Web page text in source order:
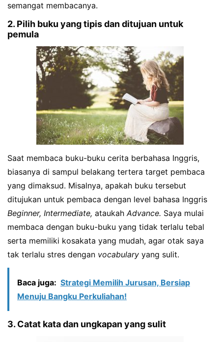
semangat membacanya.
2. Pilih buku yang tipis dan ditujuan untuk
pemula
Saat membaca buku-buku cerita berbahasa Inggris,
biasanya di sampul belakang tertera target pembaca
yang dimaksud. Misalnya, apakah buku tersebut
ditujukan untuk pembaca dengan level bahasa Inggris
Beginner, Intermediate, ataukah Advance. Saya mulai
membaca dengan buku-buku yang tidak terlalu tebal
serta memiliki kosakata yang mudah, agar otak saya
tak terlalu stres dengan vocabulary yang sulit.
Baca juga: Strategi Memilih Jurusan, Bersiap
Menuju Bangku Perkuliahan!
3. Catat kata dan ungkapan yang sulit